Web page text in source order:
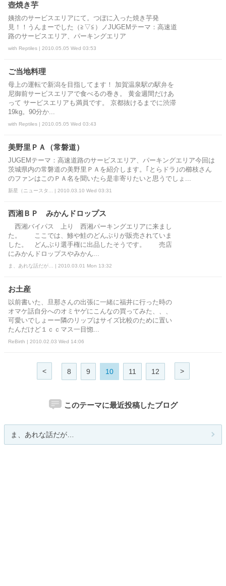
壺焼き芋
姨捨のサービスエリアにて。つぼに入った焼き芋発
見！！うんまーでした（≧▽≦）ノJUGEMテーマ：高速道
路のサービスエリア、パーキングエリア
with Reptiles | 2010.05.05 Wed 03:53
ご当地料理
母上の運転で新潟を目指してます！ 加賀温泉駅の駅弁を
尼御前サービスエリアで食べるの巻き。 黄金週間だけあ
って サービスエリアも満員です。 京都抜けるまでに渋滞
19kg。90分か...
with Reptiles | 2010.05.05 Wed 03:43
美野里ＰＡ（常磐道）
JUGEMテーマ：高速道路のサービスエリア、パーキングエリア今回は
茨城県内の常磐道の美野里ＰＡを紹介します。｢とらドラ｣の櫛枝さん
のファンはこのＰＡ名を聞いたら是非寄りたいと思うでしょ...
新星（ニュースタ... | 2010.03.10 Wed 03:31
西湘ＢＰ みかんドロップス
西湘バイパス 上り 西湘パーキングエリアに来まし
た。 ここでは、鯵や鮭のどんぶりが販売されていま
した。 どんぶり選手権に出品したそうです。 売店
にみかんドロップスやみかん...
ま、あれな話だが… | 2010.03.01 Mon 13:32
お土産
以前書いた、旦那さんの出張に一緒に福井に行った時の
オマケ話自分へのオミヤゲにこんなの買ってみた、、、
可愛いでしょーー隣のリップはサイズ比較のために置い
たんだけど１ｃｃマス一目惚...
ReBirth | 2010.02.03 Wed 14:06
< 8 9 10 11 12 >
このテーマに最近投稿したブログ
ま、あれな話だが…